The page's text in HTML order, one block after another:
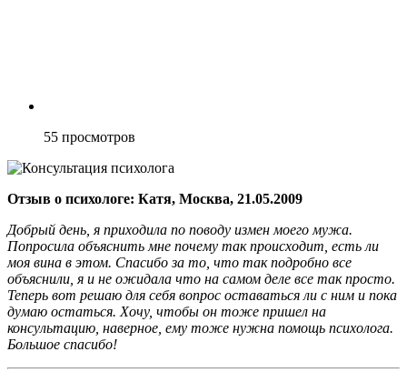
55 просмотров
Отзыв о психологе: Катя, Москва, 21.05.2009
Добрый день, я приходила по поводу измен моего мужа.
Попросила объяснить мне почему так происходит, есть ли
моя вина в этом. Спасибо за то, что так подробно все
объяснили, я и не ожидала что на самом деле все так просто.
Теперь вот решаю для себя вопрос оставаться ли с ним и пока
думаю остаться. Хочу, чтобы он тоже пришел на
консультацию, наверное, ему тоже нужна помощь психолога.
Большое спасибо!